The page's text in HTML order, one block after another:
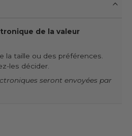
de la valeur
la taille ou des préférences.
les décider.
seront envoyées par